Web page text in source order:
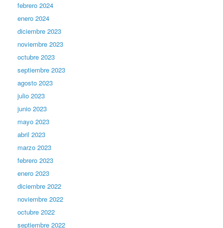
febrero 2024
enero 2024
diciembre 2023
noviembre 2023
octubre 2023
septiembre 2023
agosto 2023
julio 2023
junio 2023
mayo 2023
abril 2023
marzo 2023
febrero 2023
enero 2023
diciembre 2022
noviembre 2022
octubre 2022
septiembre 2022